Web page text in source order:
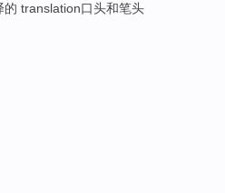
的 translation口头和笔头